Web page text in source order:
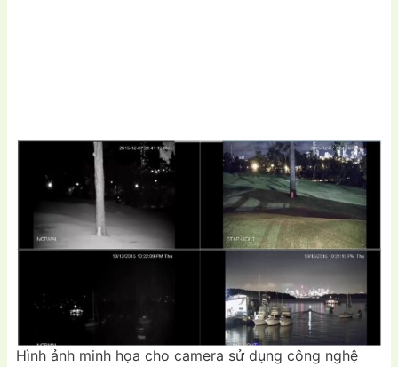
Hình ảnh minh họa cho camera sử dụng công nghệ